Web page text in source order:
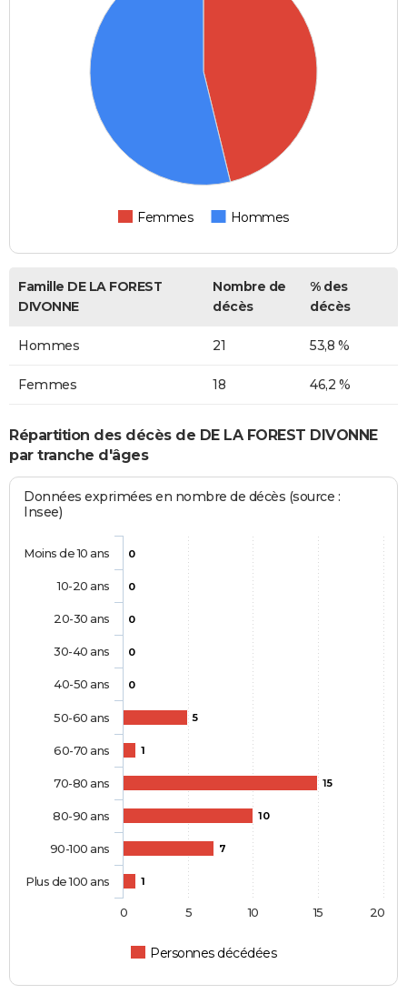
Femmes Hommes
Famille DE LA FOREST
DIVONNE
Nombre de
décès
% des
décès
Hommes 21 53,8 %
Femmes 18 46,2 %
Répartition des décès de DE LA FOREST DIVONNE
par tranche d'âges
Données exprimées en nombre de décès (source :
Insee)
0
0
0
0
0
5
1
15
10
7
1
Personnes décédées
Moins de 10 ans
10-20 ans
20-30 ans
30-40 ans
40-50 ans
50-60 ans
60-70 ans
70-80 ans
80-90 ans
90-100 ans
Plus de 100 ans
0 5 10 15 20